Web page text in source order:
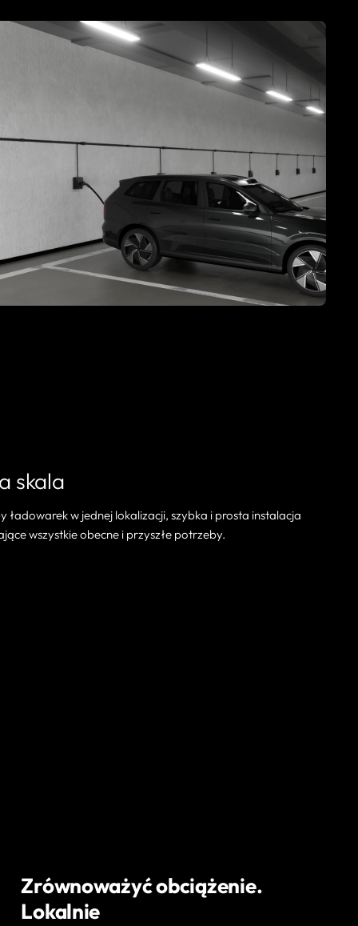
skala
ładowarek w jednej lokalizacji, szybka i prosta instalacja
wszystkie obecne i przyszłe potrzeby.
Zrównoważyć obciążenie.
Lokalnie